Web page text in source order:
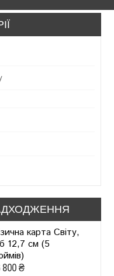
карта Світу,
12,7 см (5
800 ₴